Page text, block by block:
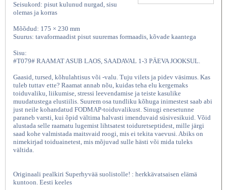
Seisukord: pisut kulunud nurgad, sisu
olemas ja korras
Mõõdud: 175 × 230 mm
Suurus: tavaformaadist pisut suuremas formaadis, kõvade kaantega
Sisu:
#T079# RAAMAT ASUB LAOS, SAADAVAL 1-3 PÄEVA JOOKSUL.
Gaasid, tursed, kõhulahtisus või -valu. Tuju vilets ja pidev väsimus. Kas
tuleb tuttav ette? Raamat annab nõu, kuidas teha elu kergemaks
toiduvaliku, liikumise, stressi leevendamise ja teiste kasulike
muudatustega elustiilis. Suurem osa tundliku kõhuga inimestest saab abi
just neile kohandatud FODMAP-toiduvalikust. Sinugi enesetunne
paraneb varsti, kui õpid vältima halvasti imenduvaid süsivesikuid. Võid
alustada selle raamatu lugemist lihtsatest toiduretseptidest, mille järgi
saad kohe valmistada maitsvaid roogi, mis ei tekita vaevusi. Abiks on
nimekirjad toiduainetest, mis mõjuvad sulle hästi või mida tuleks
vältida.
Originaali pealkiri Superhyvää suolistolle! : herkkävatsaisen elämä
kuntoon. Eesti keeles